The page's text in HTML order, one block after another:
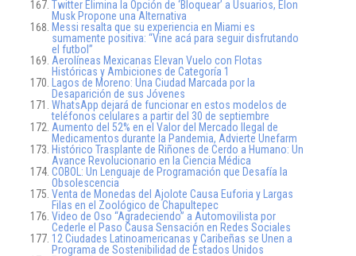
Twitter Elimina la Opción de ‘Bloquear’ a Usuarios, Elon
Musk Propone una Alternativa
Messi resalta que su experiencia en Miami es
sumamente positiva: “Vine acá para seguir disfrutando
el futbol”
Aerolíneas Mexicanas Elevan Vuelo con Flotas
Históricas y Ambiciones de Categoría 1
Lagos de Moreno: Una Ciudad Marcada por la
Desaparición de sus Jóvenes
WhatsApp dejará de funcionar en estos modelos de
teléfonos celulares a partir del 30 de septiembre
Aumento del 52% en el Valor del Mercado Ilegal de
Medicamentos durante la Pandemia, Advierte Unefarm
Histórico Trasplante de Riñones de Cerdo a Humano: Un
Avance Revolucionario en la Ciencia Médica
COBOL: Un Lenguaje de Programación que Desafía la
Obsolescencia
Venta de Monedas del Ajolote Causa Euforia y Largas
Filas en el Zoológico de Chapultepec
Video de Oso “Agradeciendo” a Automovilista por
Cederle el Paso Causa Sensación en Redes Sociales
12 Ciudades Latinoamericanas y Caribeñas se Unen a
Programa de Sostenibilidad de Estados Unidos